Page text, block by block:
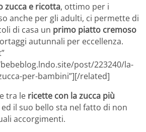
zucca e ricotta, ottimo per i
anche per gli adulti, ci permette di
di casa un primo piatto cremoso
autunnali per eccellenza.
post/223240/la-
per-bambini”][/related]
tra le ricette con la zucca più
il suo bello sta nel fatto di non
accorgimenti.